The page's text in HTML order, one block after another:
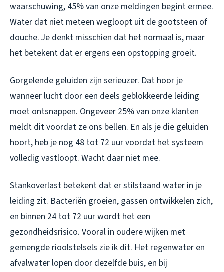
waarschuwing, 45% van onze meldingen begint ermee.
Water dat niet meteen wegloopt uit de gootsteen of
douche. Je denkt misschien dat het normaal is, maar
het betekent dat er ergens een opstopping groeit.
Gorgelende geluiden zijn serieuzer. Dat hoor je
wanneer lucht door een deels geblokkeerde leiding
moet ontsnappen. Ongeveer 25% van onze klanten
meldt dit voordat ze ons bellen. En als je die geluiden
hoort, heb je nog 48 tot 72 uur voordat het systeem
volledig vastloopt. Wacht daar niet mee.
Stankoverlast betekent dat er stilstaand water in je
leiding zit. Bacteriën groeien, gassen ontwikkelen zich,
en binnen 24 tot 72 uur wordt het een
gezondheidsrisico. Vooral in oudere wijken met
gemengde rioolstelsels zie ik dit. Het regenwater en
afvalwater lopen door dezelfde buis, en bij